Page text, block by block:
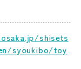
shisets
syoukibo/toy